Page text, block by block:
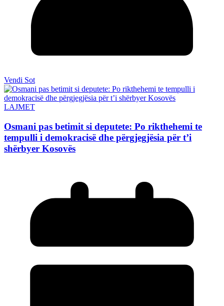
Vendi Sot
LAJMET
Osmani pas betimit si deputete: Po rikthehemi te
tempulli i demokracisë dhe përgjegjësia për t’i
shërbyer Kosovës